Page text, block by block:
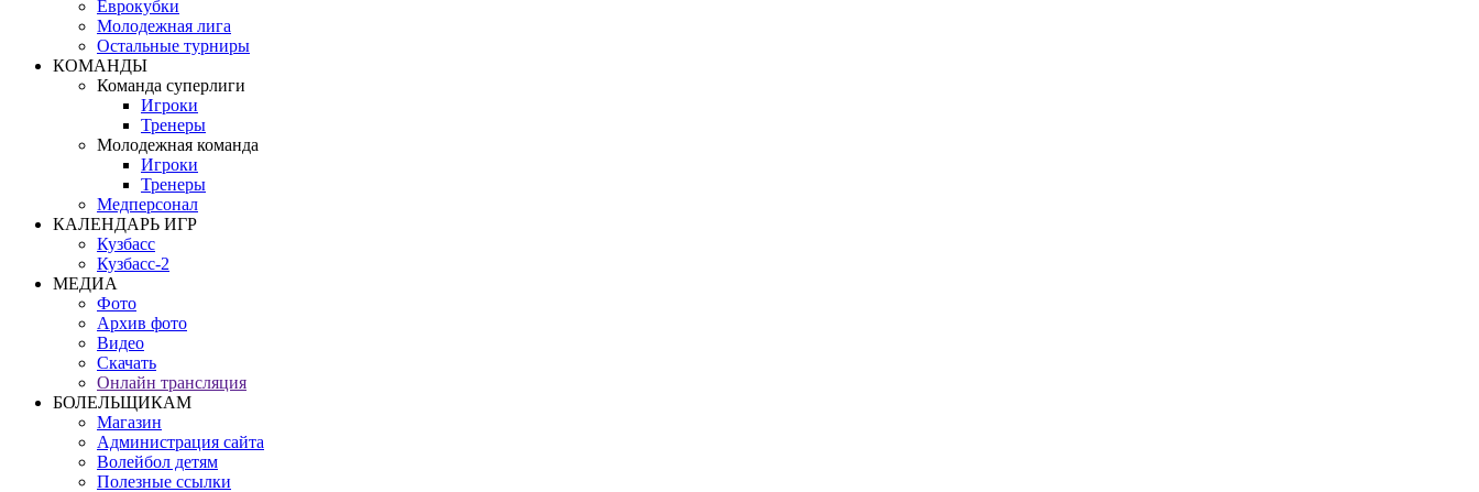
Еврокубки
Молодежная лига
Остальные турниры
КОМАНДЫ
Команда суперлиги
Игроки
Тренеры
Молодежная команда
Игроки
Тренеры
Медперсонал
КАЛЕНДАРЬ ИГР
Кузбасс
Кузбасс-2
МЕДИА
Фото
Архив фото
Видео
Скачать
Онлайн трансляция
БОЛЕЛЬЩИКАМ
Магазин
Администрация сайта
Волейбол детям
Полезные ссылки